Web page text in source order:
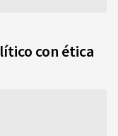
con ética